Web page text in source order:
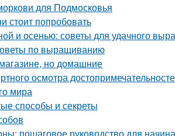
для Подмосковья
стоит попробовать
и осенью: советы для удачного
по выращиванию
но домашние
осмотра
мира
способы и секреты